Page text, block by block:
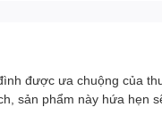
được ưa chuộng của
sản phẩm này hứa hẹn